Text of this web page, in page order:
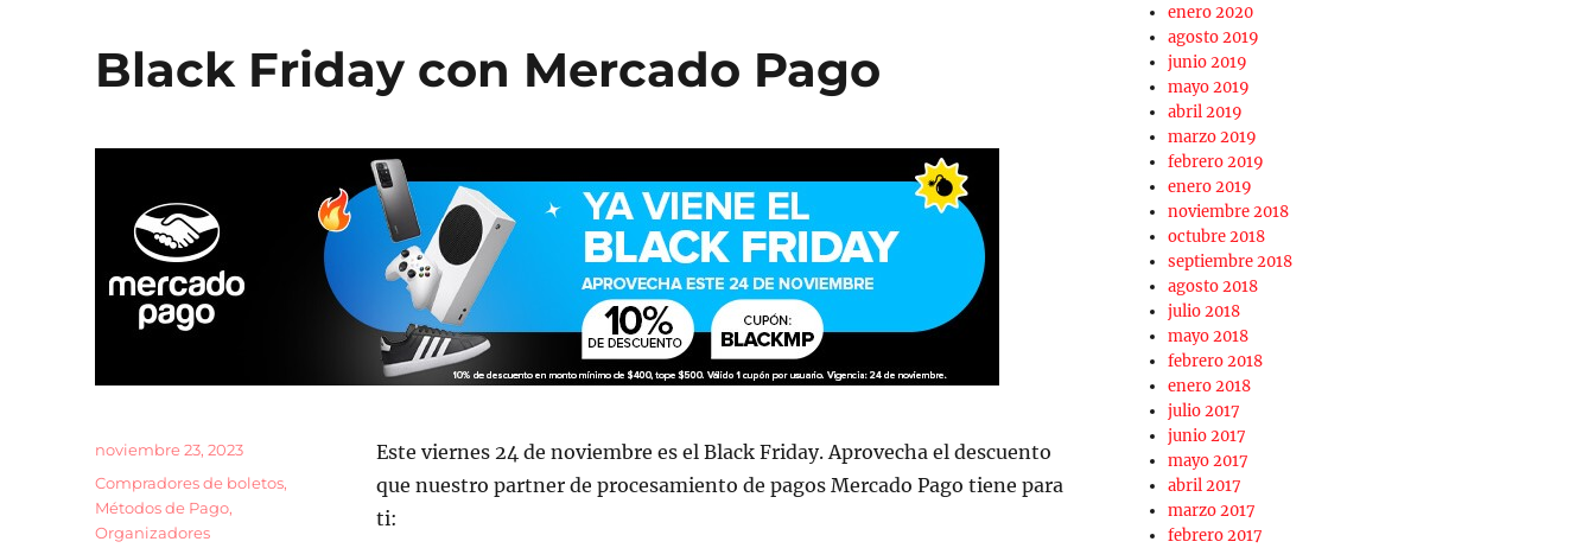
o
k
rt
Black Friday con Mercado Pago
Este viernes 24 de noviembre es el Black Friday. Aprovecha el descuento
que nuestro partner de procesamiento de pagos Mercado Pago tiene para
ti:
Publicado
noviembre 23, 2023
Categorías
Compradores de boletos,
Métodos de Pago,
Organizadores
enero 2020
agosto 2019
junio 2019
mayo 2019
abril 2019
marzo 2019
febrero 2019
enero 2019
noviembre 2018
octubre 2018
septiembre 2018
agosto 2018
julio 2018
mayo 2018
febrero 2018
enero 2018
julio 2017
junio 2017
mayo 2017
abril 2017
marzo 2017
febrero 2017